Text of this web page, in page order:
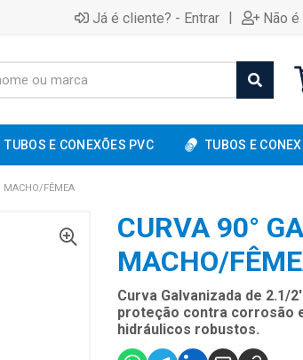
Já é cliente? - Entrar | Não
TUBOS E CONEXÕES PVC TUBOS E
MACHO/FÊMEA
CURVA 90°
MACHO/
Curva Galvanizada de 2.1/
proteção contra corrosão
hidráulicos robustos.